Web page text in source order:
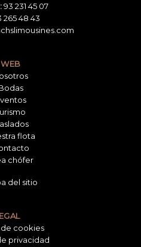
93 231 45 07
265 48 43
WEB
flota
chófer
del sitio
cookies
privacidad